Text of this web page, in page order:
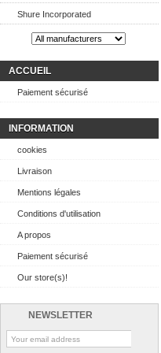
Shure Incorporated
ACCUEIL
Paiement sécurisé
INFORMATION
cookies
Livraison
Mentions légales
Conditions d'utilisation
A propos
Paiement sécurisé
Our store(s)!
NEWSLETTER